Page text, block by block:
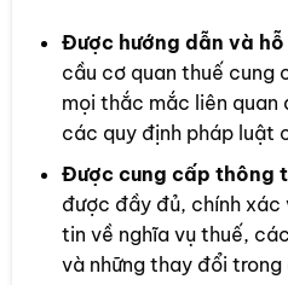
Được hướng dẫn và
cầu cơ quan thuế cung
mọi thắc mắc liên
các quy định pháp luật
Được cung cấp thông
được đầy đủ, chính
tin về nghĩa vụ thuế,
và những thay đổi